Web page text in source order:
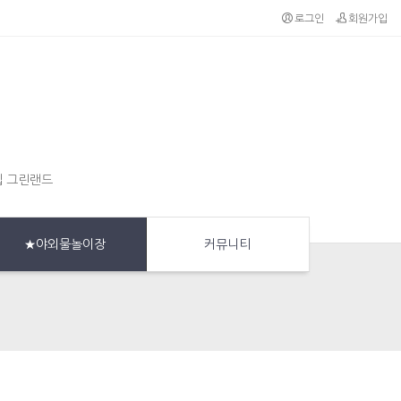
로그인 회원가입
그린랜드
★야외물놀이장 커뮤니티